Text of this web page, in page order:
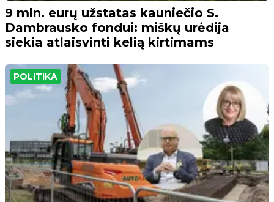
9 mln. eurų užstatas kauniečio S.
Dambrausko fondui: miškų urėdija
siekia atlaisvinti kelią kirtimams
POLITIKA